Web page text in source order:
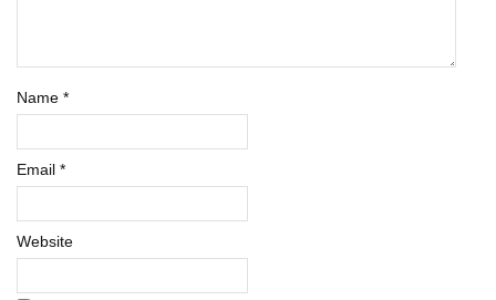
Name *
Email *
Website